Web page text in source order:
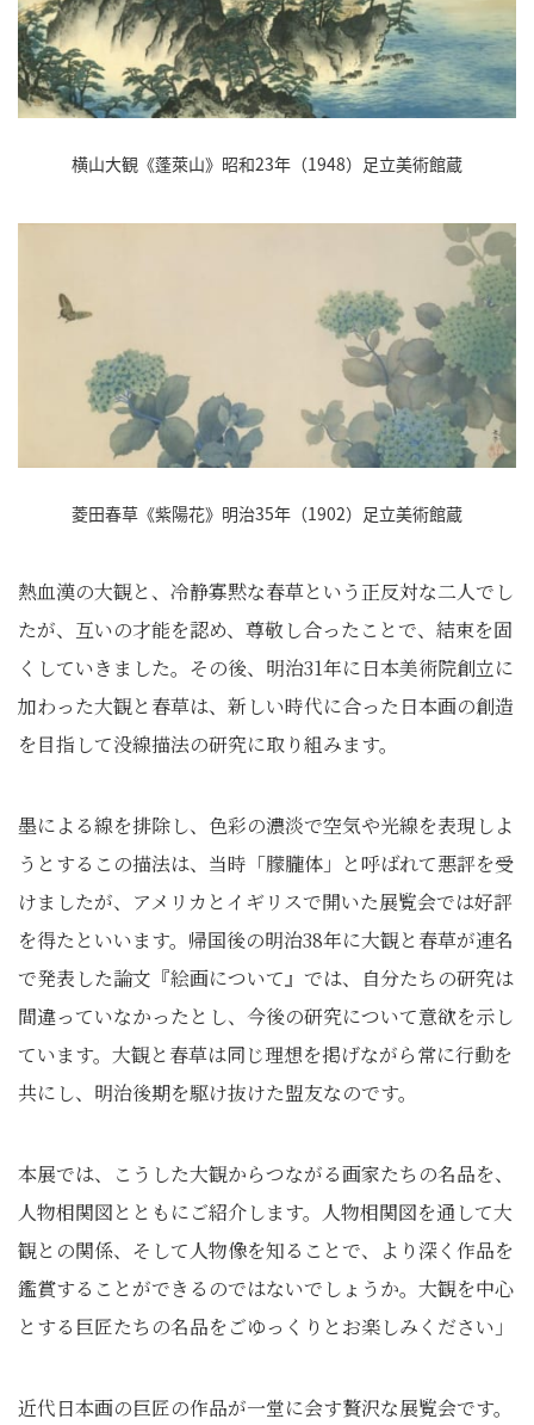
横山大観《蓬萊山》昭和23年（1948）足立美術館蔵
菱田春草《紫陽花》明治35年（1902）足立美術館蔵
熱血漢の大観と、冷静寡黙な春草という正反対な二人でし
たが、互いの才能を認め、尊敬し合ったことで、結束を固
くしていきました。その後、明治31年に日本美術院創立に
加わった大観と春草は、新しい時代に合った日本画の創造
を目指して没線描法の研究に取り組みます。
墨による線を排除し、色彩の濃淡で空気や光線を表現しよ
うとするこの描法は、当時「朦朧体」と呼ばれて悪評を受
けましたが、アメリカとイギリスで開いた展覧会では好評
を得たといいます。帰国後の明治38年に大観と春草が連名
で発表した論文『絵画について』では、自分たちの研究は
間違っていなかったとし、今後の研究について意欲を示し
ています。大観と春草は同じ理想を掲げながら常に行動を
共にし、明治後期を駆け抜けた盟友なのです。
本展では、こうした大観からつながる画家たちの名品を、
人物相関図とともにご紹介します。人物相関図を通して大
観との関係、そして人物像を知ることで、より深く作品を
鑑賞することができるのではないでしょうか。大観を中心
とする巨匠たちの名品をごゆっくりとお楽しみください」
近代日本画の巨匠の作品が一堂に会す贅沢な展覧会です。